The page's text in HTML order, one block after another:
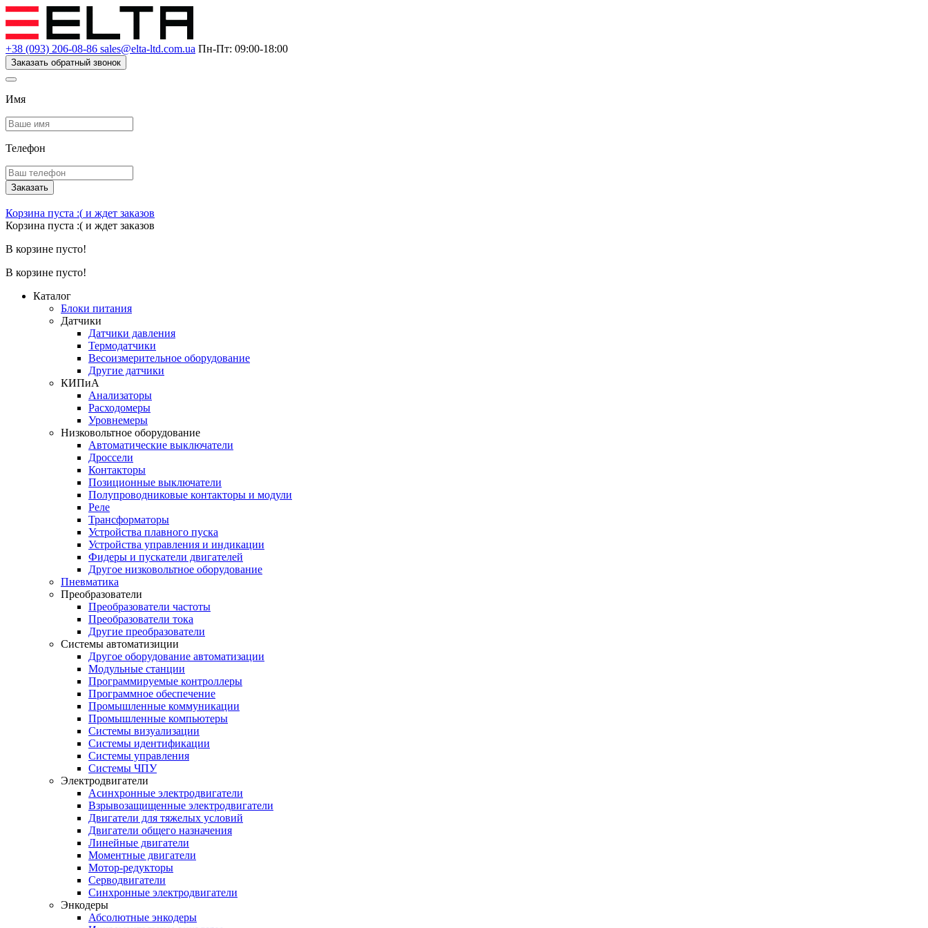
+38 (093) 206-08-86 sales@elta-ltd.com.ua Пн-Пт: 09:00-18:00
Заказать обратный звонок
Имя
Телефон
Заказать
Корзина пуста :( и ждет заказов
Корзина пуста :( и ждет заказов
В корзине пусто!
В корзине пусто!
Каталог
Блоки питания
Датчики
Датчики давления
Термодатчики
Весоизмерительное оборудование
Другие датчики
КИПиА
Анализаторы
Расходомеры
Уровнемеры
Низковольтное оборудование
Автоматические выключатели
Дроссели
Контакторы
Позиционные выключатели
Полупроводниковые контакторы и модули
Реле
Трансформаторы
Устройства плавного пуска
Устройства управления и индикации
Фидеры и пускатели двигателей
Другое низковольтное оборудование
Пневматика
Преобразователи
Преобразователи частоты
Преобразователи тока
Другие преобразователи
Системы автоматизиции
Другое оборудование автоматизации
Модульные станции
Программируемые контроллеры
Программное обеспечение
Промышленные коммуникации
Промышленные компьютеры
Системы визуализации
Системы идентификации
Системы управления
Системы ЧПУ
Электродвигатели
Асинхронные электродвигатели
Взрывозащищенные электродвигатели
Двигатели для тяжелых условий
Двигатели общего назначения
Линейные двигатели
Моментные двигатели
Мотор-редукторы
Серводвигатели
Синхронные электродвигатели
Энкодеры
Абсолютные энкодеры